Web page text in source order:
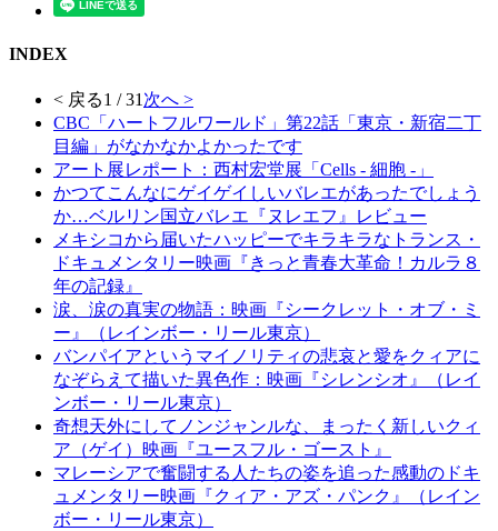
INDEX
< 戻る1 / 31 次へ >
CBC「ハートフルワールド」第22話「東京・新宿二丁
目編」がなかなかよかったです
アート展レポート：西村宏堂展「Cells - 細胞 -」
かつてこんなにゲイゲイしいバレエがあったでしょう
か…ベルリン国立バレエ『ヌレエフ』レビュー
メキシコから届いたハッピーでキラキラなトランス・
ドキュメンタリー映画『きっと青春大革命！カルラ８
年の記録』
涙、涙の真実の物語：映画『シークレット・オブ・ミ
ー』（レインボー・リール東京）
バンパイアというマイノリティの悲哀と愛をクィアに
なぞらえて描いた異色作：映画『シレンシオ』（レイ
ンボー・リール東京）
奇想天外にしてノンジャンルな、まったく新しいクィ
ア（ゲイ）映画『ユースフル・ゴースト』
マレーシアで奮闘する人たちの姿を追った感動のドキ
ュメンタリー映画『クィア・アズ・パンク』（レイン
ボー・リール東京）